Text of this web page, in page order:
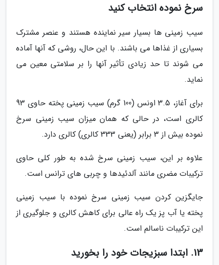
سرخ نموده انتخاب کنید
سیب زمینی ها بسیار سیر نماینده هستند و عنصر مشترک
بسیاری از غذاها می باشند. با این حال، روشی که آنها آماده
می شوند تا حد زیادی تأثیر آنها را بر سلامتی معین می
نماید.
برای آغاز، 3.5 اونس (100 گرم) سیب زمینی پخته حاوی 93
کالری است، در حالی که همان میزان سیب زمینی سرخ
نموده بیش از 3 برابر (یعنی 333 کالری) کالری دارد.
علاوه بر این، سیب زمینی سرخ شده به طور کلی حاوی
ترکیبات مضری مانند آلدئیدها و چربی های ترانس است.
جایگزین کردن سیب زمینی سرخ نموده با سیب زمینی
پخته یا آب پز یک راه عالی برای کاهش کالری و جلوگیری از
این ترکیبات ناسالم است.
13. ابتدا سبزیجات خود را بخورید